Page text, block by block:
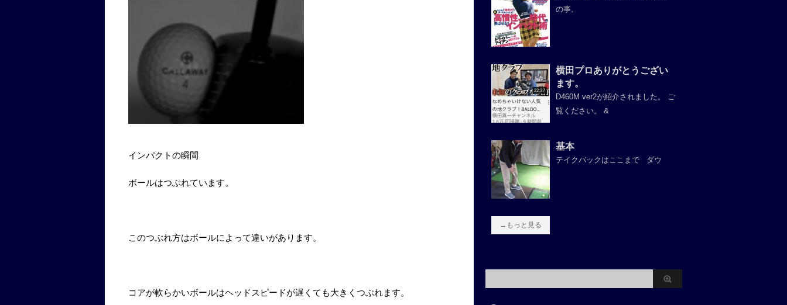
インパクトの瞬間
ボールはつぶれています。
このつぶれ方はボールによって違いがあります。
コアが軟らかいボールはヘッドスピードが遅くても大きくつぶれます。
の事。
横田プロありがとうござい
ます。
D460M ver2が紹介されました。 ご
覧ください。 &
基本
テイクバックはここまで ダウ
→もっと見る